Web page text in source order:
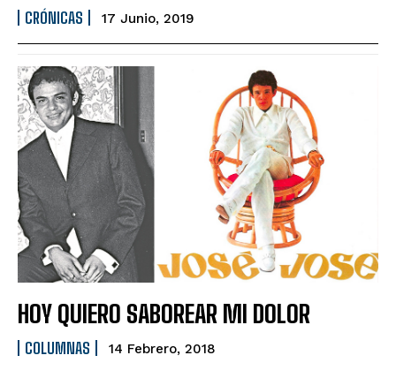
CRÓNICAS 17 Junio, 2019
HOY QUIERO SABOREAR MI DOLOR
COLUMNAS 14 Febrero, 2018